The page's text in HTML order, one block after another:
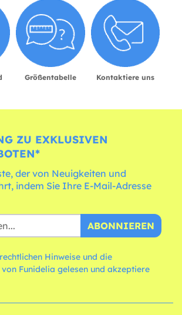
Größentabelle Kontaktiere uns
ZU EXKLUSIVEN
der von Neuigkeiten und
indem Sie Ihre E-Mail-Adresse
ABONNIEREN
Hinweise und die